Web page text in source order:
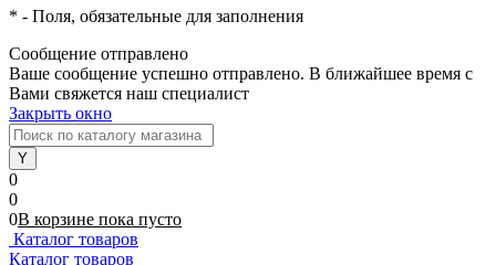
* - Поля, обязательные для заполнения
Сообщение отправлено
Ваше сообщение успешно отправлено. В ближайшее время с
Вами свяжется наш специалист
Закрыть окно
0
0
0В корзине пока пусто
Каталог товаров
Каталог товаров